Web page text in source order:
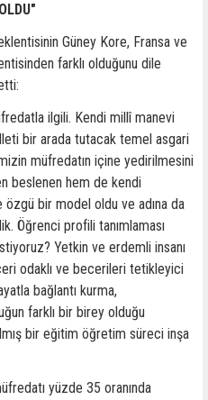
Güney Kore, Fransa ve
farklı olduğunu dile
ilgili. Kendi millî manevi
bir arada tutacak temel asgari
müfredatın içine yedirilmesini
beslenen hem de kendi
bir model oldu ve adına da
Öğrenci profili tanımlaması
Yetkin ve erdemli insanı
odaklı ve becerileri tetikleyici
bağlantı kurma,
farklı bir birey olduğu
bir eğitim öğretim süreci inşa
yüzde 35 oranında